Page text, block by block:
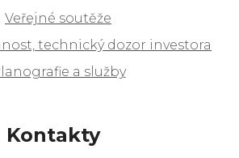
Veřejné soutěže
technický dozor investora
a služby
Kontakty